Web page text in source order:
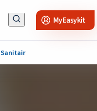
MyEasykit
Sanitair